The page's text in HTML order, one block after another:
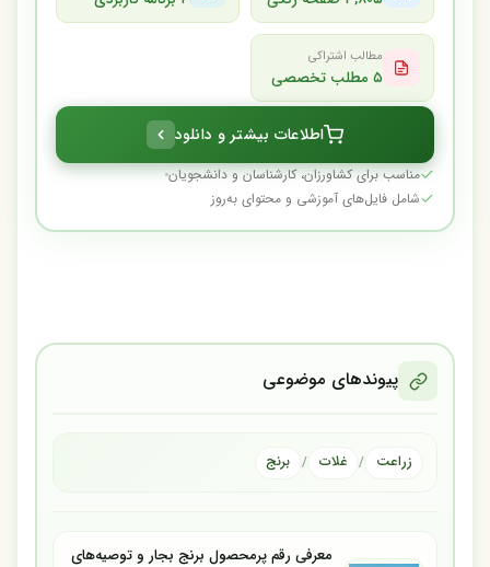
مطالب اشتراکی
۵ مطلب تخصصی
اطلاعات بیشتر و دانلود
مناسب برای کشاورزان، کارشناسان و دانشجویان
شامل فایل‌های آموزشی و محتوای به‌روز
پیوندهای موضوعی
زراعت / غلات / برنج
معرفی رقم پرمحصول برنج بجار و توصیه‌های